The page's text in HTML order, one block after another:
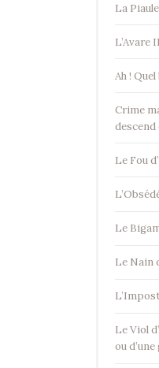
La Piaule
L’Avare II
Ah !
Crime
descend
Le Fou
Le
Le Nain
Le Viol
ou